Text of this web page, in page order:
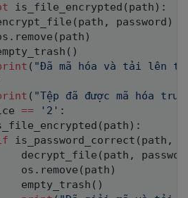
is_file_encrypted ( path ) :
( path , password )
. remove ( path )
( )
( "Đã mã hóa và tải lên
( "Tệp đã được mã hóa
== '2' :
( path ) :
is_password_correct ( path ,
decrypt_file
( path ,
os
. remove ( path )
empty_trash
( )